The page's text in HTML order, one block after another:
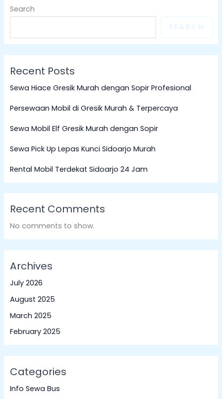
Search
SEARCH
Recent Posts
Sewa Hiace Gresik Murah dengan Sopir Profesional
Persewaan Mobil di Gresik Murah & Terpercaya
Sewa Mobil Elf Gresik Murah dengan Sopir
Sewa Pick Up Lepas Kunci Sidoarjo Murah
Rental Mobil Terdekat Sidoarjo 24 Jam
Recent Comments
No comments to show.
Archives
July 2026
August 2025
March 2025
February 2025
Categories
Info Sewa Bus